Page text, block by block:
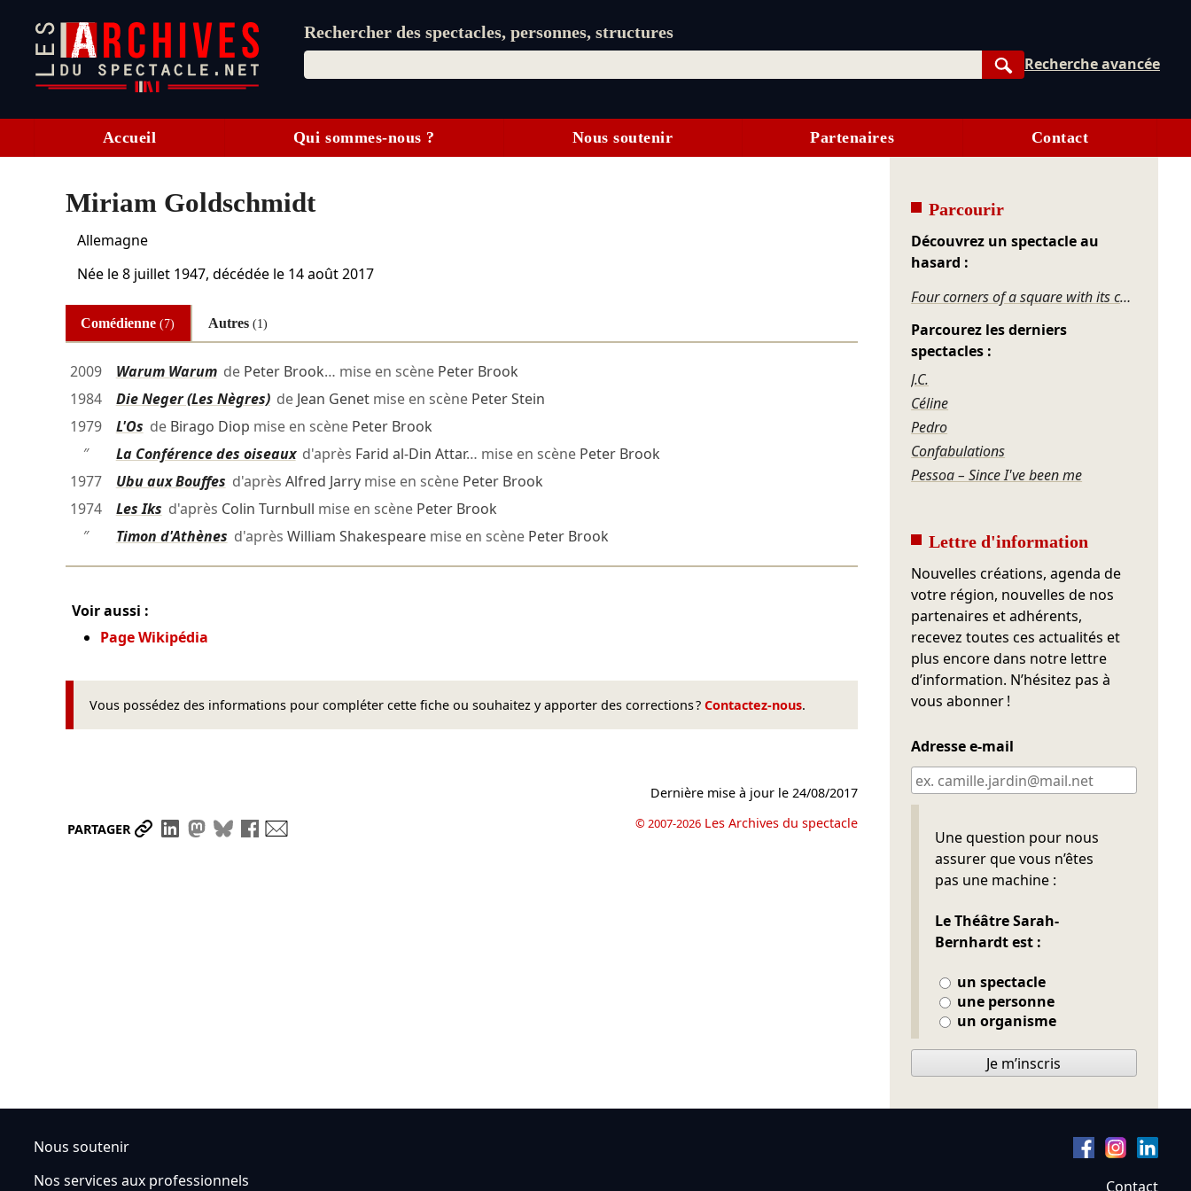
Rechercher des spectacles, personnes, structures
Rechercher
Recherche avancée
Accueil Qui sommes-nous ? Nous soutenir Partenaires Contact
Miriam Goldschmidt
Allemagne
Née le8 juillet 1947, décédée le 14 août 2017
Comédienne(7) Autres (1)
2009 Warum Warumde Peter Brook… mise en scène Peter Brook
1984
Die Neger (Les Nègres)de Jean Genetmise en scène Peter Stein
1979
L'Os de Birago Diop mise en scène Peter Brook
″
La Conférence des oiseauxd'après Farid al-Din Attar… mise en scène Peter Brook
1977
Ubu aux Bouffes d'après Alfred Jarrymise en scène Peter Brook
1974
Les Iks d'après Colin Turnbull mise en scène Peter Brook
″
Timon d'Athènes d'après William Shakespearemise en scène Peter Brook
Voir aussi :
Page Wikipédia
Vous possédez des informations pour compléter cette fiche ou souhaitez y apporter des corrections ? Contactez-nous.
PARTAGER Partager le lien
Partager sur LinkedIn
Partager sur Mastodon
Partager sur Bluesky
Partager sur Facebook
Dernière mise à jour le24/08/2017
© 2007-2026 Les Archives du spectacle
Parcourir
Découvrez un spectacle au
hasard :
Four corners of a square with its center lost
Parcourez les derniers
spectacles :
J.C.
Céline
Pedro
Confabulations
Pessoa – Since I've been me
Lettre d'information
Nouvelles créations, agenda de
votre région, nouvelles de nos
partenaires et adhérents,
recevez toutes ces actualités et
plus encore dans notre lettre
d’information. N’hésitez pas à
vous abonner !
Adresse e-mail
Une question pour nous
assurer que vous n’êtes
pas une machine :
Le Théâtre Sarah-
Bernhardt est :
un spectacle
une personne
un organisme
Ne pas remplir
Je m’inscris
Nous soutenir
Nos services aux professionnels
Contact